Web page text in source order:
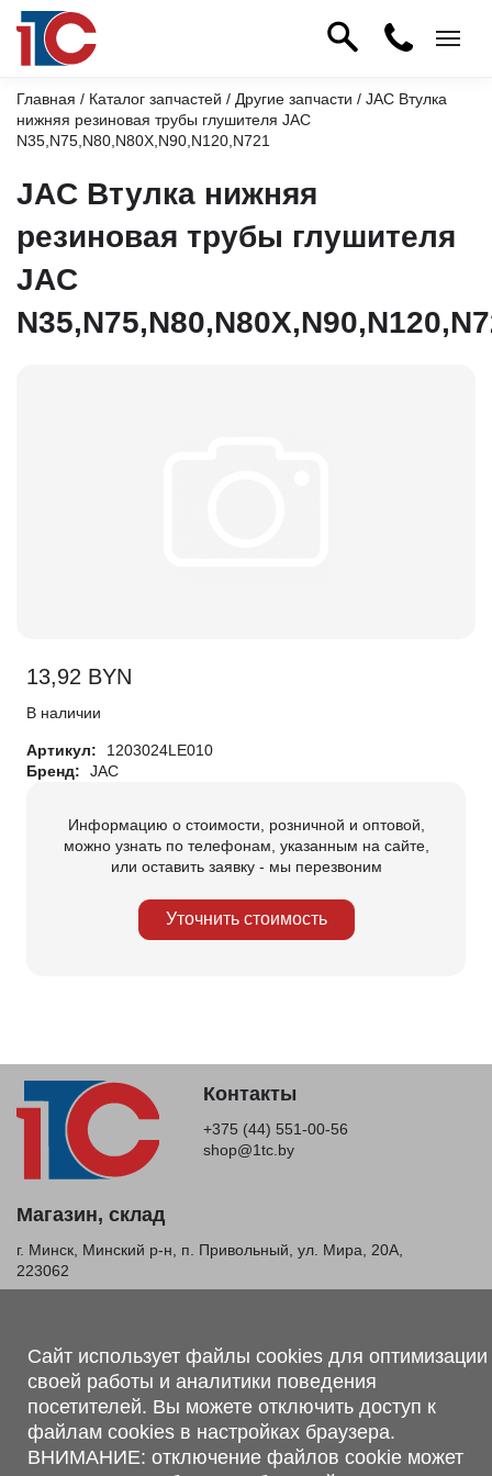
Главная / Каталог запчастей / Другие запчасти / JAC Втулка
нижняя резиновая трубы глушителя JAC
N35,N75,N80,N80X,N90,N120,N721
JAC Втулка нижняя
резиновая трубы глушителя
JAC
13,92 BYN
В наличии
Артикул:
1203024LE010
Бренд:
JAC
Информацию о стоимости, розничной и оптовой,
можно узнать по телефонам, указанным на сайте,
или оставить заявку - мы перезвоним
Уточнить стоимость
Контакты
+375 (44) 551-00-56
shop@1tc.by
Магазин, склад
г. Минск, Минский р-н, п. Привольный, ул. Мира, 20А,
223062
информация, касающаяся комплектаций, технических
характеристик, цветовых сочетаний, а также стоимости и
сервисного обслуживания носит информационный характер и
не является публичной офертой, определяемой п.2 ст.407
Гражданского кодекса Республики Беларусь.
Сайт использует файлы cookies для оптимизации
своей работы и аналитики поведения
посетителей. Вы можете отключить доступ к
файлам cookies в настройках браузера.
ВНИМАНИЕ: отключение файлов cookie может